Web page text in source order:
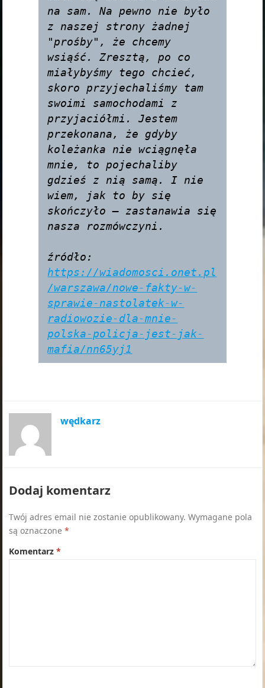
na sam. Na pewno nie było
z naszej strony żadnej
"prośby", że chcemy
wsiąść. Zresztą, po co
miałybyśmy tego chcieć,
skoro przyjechaliśmy tam
swoimi samochodami z
przyjaciółmi. Jestem
przekonana, że gdyby
koleżanka nie wciągnęła
mnie, to pojechaliby
gdzieś z nią samą. I nie
wiem, jak to by się
skończyło — zastanawia się
nasza rozmówczyni.
https://wiadomosci.onet.pl
/warszawa/nowe-fakty-w-
sprawie-nastolatek-w-
radiowozie-dla-mnie-
polska-policja-jest-jak-
mafia/nn65yj1
wędkarz
Dodaj komentarz
Twój adres email nie zostanie opublikowany. Wymagane pola
są oznaczone*
Komentarz*